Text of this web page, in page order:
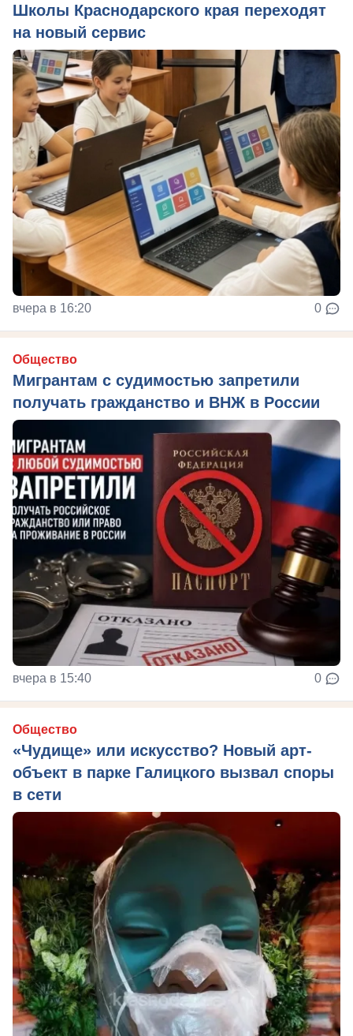
Школы Краснодарского края переходят
на новый сервис
вчера в 16:20 0
Общество
Мигрантам с судимостью запретили
получать гражданство и ВНЖ в России
вчера в 15:40 0
Общество
«Чудище» или искусство? Новый арт-
объект в парке Галицкого вызвал споры
в сети